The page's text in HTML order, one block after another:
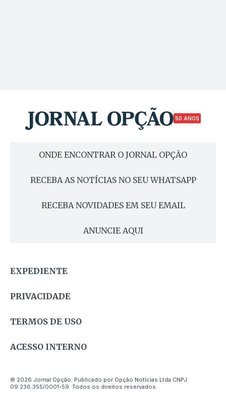
50 ANOS
ONDE ENCONTRAR O JORNAL OPÇÃO
RECEBA AS NOTÍCIAS NO SEU WHATSAPP
RECEBA NOVIDADES EM SEU EMAIL
ANUNCIE AQUI
EXPEDIENTE
PRIVACIDADE
TERMOS DE USO
ACESSO INTERNO
© 2026 Jornal Opção. Publicado por Opção Notícias Ltda CNPJ
09.236.355/0001-59. Todos os direitos reservados.